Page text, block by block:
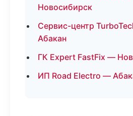
Новосибирск
Сервис-центр
Абакан
ГК Expert FastFix —
ИП Road Electro —